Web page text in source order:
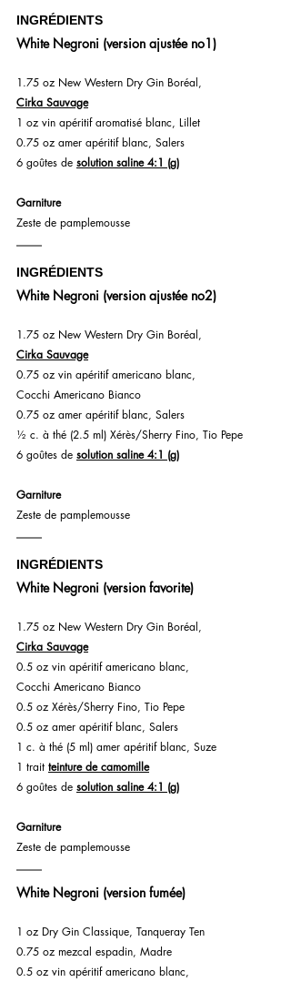
INGRÉDIENTS
White Negroni (version ajustée no1)
1.75 oz New Western Dry Gin Boréal,
Cirka Sauvage
1 oz vin apéritif aromatisé blanc, Lillet
0.75 oz amer apéritif blanc, Salers
6 goûtes de solution saline 4:1 (g)
Garniture
Zeste de pamplemousse
INGRÉDIENTS
White Negroni (version ajustée no2)
1.75 oz New Western Dry Gin Boréal,
Cirka Sauvage
0.75 oz vin apéritif americano blanc,
Cocchi Americano Bianco
0.75 oz amer apéritif blanc, Salers
½ c. à thé (2.5 ml) Xérès/Sherry Fino, Tio Pepe
6 goûtes de solution saline 4:1 (g)
Garniture
Zeste de pamplemousse
INGRÉDIENTS
White Negroni (version favorite)
1.75 oz New Western Dry Gin Boréal,
Cirka Sauvage
0.5 oz vin apéritif americano blanc,
Cocchi Americano Bianco
0.5 oz Xérès/Sherry Fino, Tio Pepe
0.5 oz amer apéritif blanc, Salers
1 c. à thé (5 ml) amer apéritif blanc, Suze
1 trait teinture de camomille
6 goûtes de solution saline 4:1 (g)
Garniture
Zeste de pamplemousse
White Negroni (version fumée)
1 oz Dry Gin Classique, Tanqueray Ten
0.75 oz mezcal espadin, Madre
0.5 oz vin apéritif americano blanc,